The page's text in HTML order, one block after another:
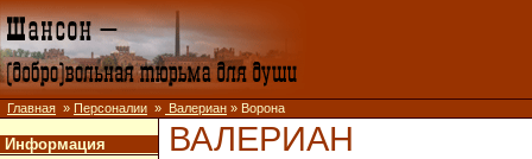
Главная » Персоналии » Валериан » Ворона
Информация ВАЛЕРИАН